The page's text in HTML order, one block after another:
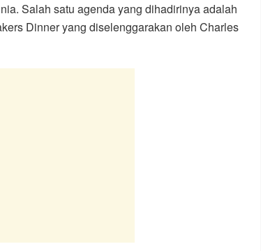
Salah satu agenda yang dihadirinya adalah
Dinner yang diselenggarakan oleh Charles